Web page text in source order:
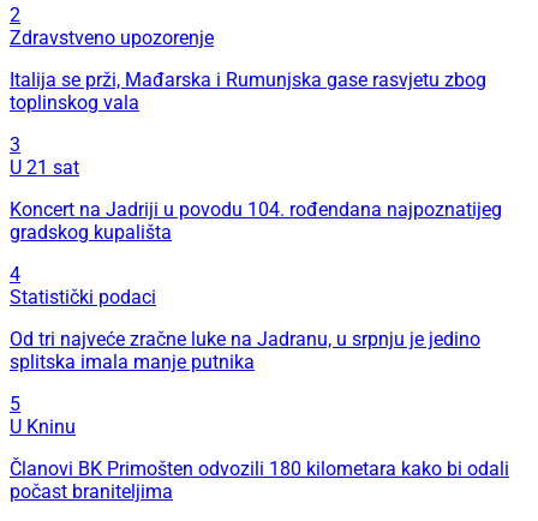
2
Zdravstveno upozorenje
Italija se prži, Mađarska i Rumunjska gase rasvjetu zbog
toplinskog vala
3
U 21 sat
Koncert na Jadriji u povodu 104. rođendana najpoznatijeg
gradskog kupališta
4
Statistički podaci
Od tri najveće zračne luke na Jadranu, u srpnju je jedino
splitska imala manje putnika
5
U Kninu
Članovi BK Primošten odvozili 180 kilometara kako bi odali
počast braniteljima